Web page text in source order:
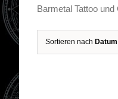
Barmetal Tattoo
Sortieren nach Datum